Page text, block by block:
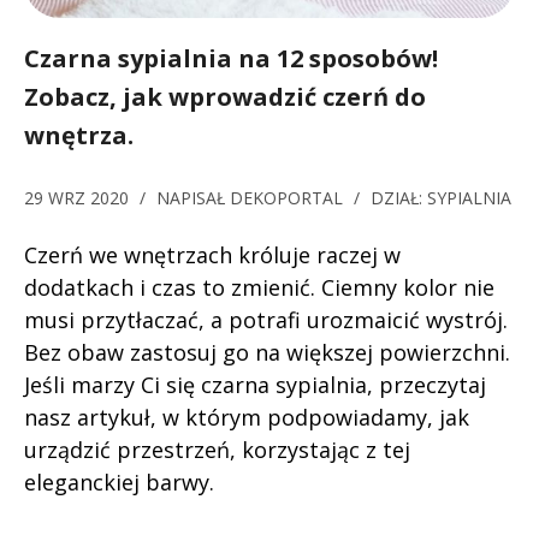
Czarna sypialnia na 12 sposobów!
Zobacz, jak wprowadzić czerń do
wnętrza.
29 WRZ 2020 / NAPISAŁ DEKOPORTAL / DZIAŁ: SYPIALNIA
Czerń we wnętrzach króluje raczej w
dodatkach i czas to zmienić. Ciemny kolor nie
musi przytłaczać, a potrafi urozmaicić wystrój.
Bez obaw zastosuj go na większej powierzchni.
Jeśli marzy Ci się czarna sypialnia, przeczytaj
nasz artykuł, w którym podpowiadamy, jak
urządzić przestrzeń, korzystając z tej
eleganckiej barwy.